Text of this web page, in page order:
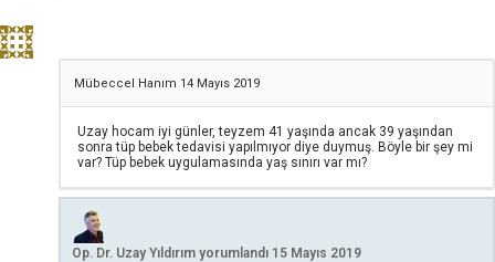
Mübeccel Hanım 14 Mayıs 2019
Uzay hocam iyi günler, teyzem 41 yaşında ancak 39 yaşından
sonra tüp bebek tedavisi yapılmıyor diye duymuş. Böyle bir şey mi
var? Tüp bebek uygulamasında yaş sınırı var mı?
Op. Dr. Uzay Yıldırım yorumlandı 15 Mayıs 2019